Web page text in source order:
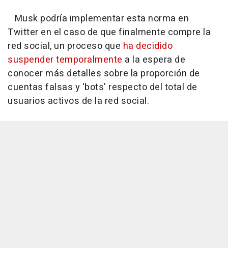
Musk podría implementar esta norma en
Twitter en el caso de que finalmente compre la
red social, un proceso que ha decidido
suspender temporalmente a la espera de
conocer más detalles sobre la proporción de
cuentas falsas y 'bots' respecto del total de
usuarios activos de la red social.